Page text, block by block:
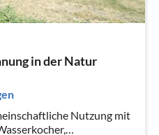
in der Natur
Nutzung mit